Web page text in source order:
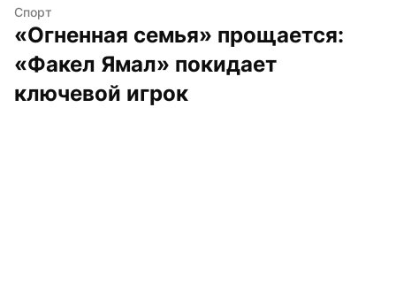
Спорт
«Огненная семья» прощается:
«Факел Ямал» покидает
ключевой игрок